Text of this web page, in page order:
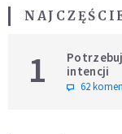
1
intencji
62